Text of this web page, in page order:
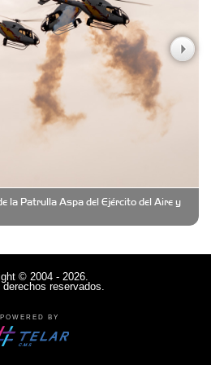
Rellenos!
la Patrulla Aspa del Ejército del Aire y
© 2004 - 2026.
derechos reservados.
POWERED BY